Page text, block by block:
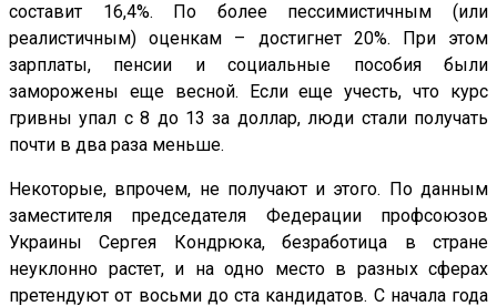
составит 16,4%. По более пессимистичным (или
реалистичным) оценкам – достигнет 20%. При этом
зарплаты, пенсии и социальные пособия были
заморожены еще весной. Если еще учесть, что курс
гривны упал с 8 до 13 за доллар, люди стали получать
почти в два раза меньше.
Некоторые, впрочем, не получают и этого. По данным
заместителя председателя Федерации профсоюзов
Украины Сергея Кондрюка, безработица в стране
неуклонно растет, и на одно место в разных сферах
претендуют от восьми до ста кандидатов. С начала года